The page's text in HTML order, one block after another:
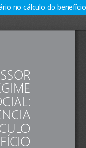
no cálculo do benefício